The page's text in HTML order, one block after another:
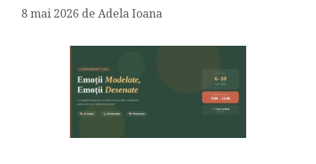
8 mai 2026 de Adela Ioana